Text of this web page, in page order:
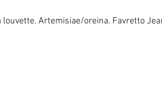
de la louvette. Artemisiae/oreina.